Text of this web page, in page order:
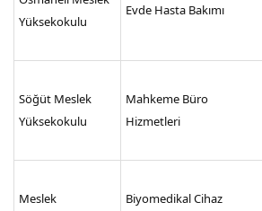
Yüksekokulu
Evde Hasta Bakımı
Söğüt Meslek
Yüksekokulu
Mahkeme Büro
Hizmetleri
Meslek
Biyomedikal Cihaz